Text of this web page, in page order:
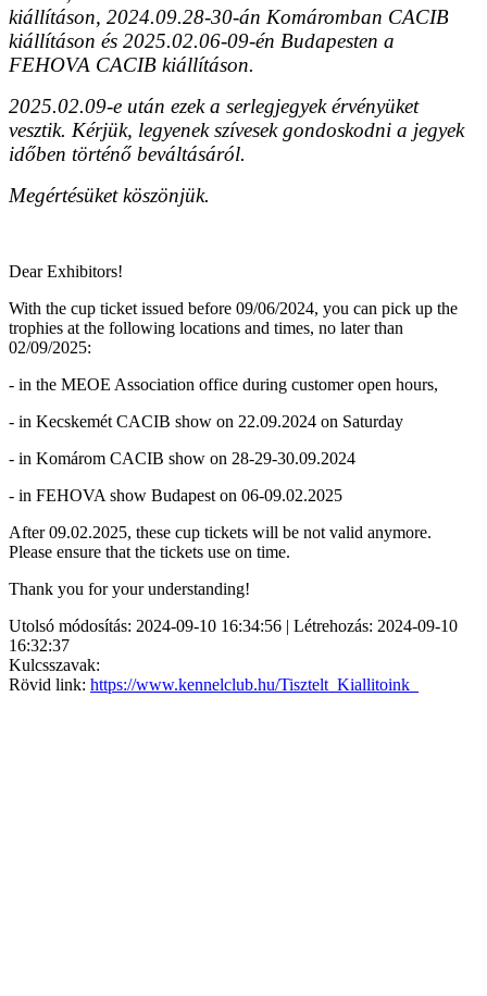
kiállításon, 2024.09.28-30-án Komáromban CACIB
kiállításon és 2025.02.06-09-én Budapesten a
FEHOVA CACIB kiállításon.
2025.02.09-e után ezek a serlegjegyek érvényüket
vesztik. Kérjük, legyenek szívesek gondoskodni a jegyek
időben történő beváltásáról.
Megértésüket köszönjük.
Dear Exhibitors!
With the cup ticket issued before 09/06/2024, you can pick up the
trophies at the following locations and times, no later than
02/09/2025:
- in the MEOE Association office during customer open hours,
- in Kecskemét CACIB show on 22.09.2024 on Saturday
- in Komárom CACIB show on 28-29-30.09.2024
- in FEHOVA show Budapest on 06-09.02.2025
After 09.02.2025, these cup tickets will be not valid anymore.
Please ensure that the tickets use on time.
Thank you for your understanding!
Utolsó módosítás: 2024-09-10 16:34:56 | Létrehozás: 2024-09-10
16:32:37
Kulcsszavak:
Rövid link: https://www.kennelclub.hu/Tisztelt_Kiallitoink_